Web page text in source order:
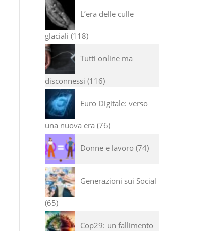
L’era delle culle
glaciali 118
Tutti online ma
disconnessi 116
Euro Digitale: verso
una nuova era 76
Donne e lavoro 74
Generazioni sui Social
65
Cop29: un fallimento